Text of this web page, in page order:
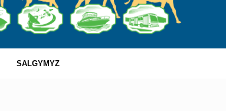
SALGYMYZ